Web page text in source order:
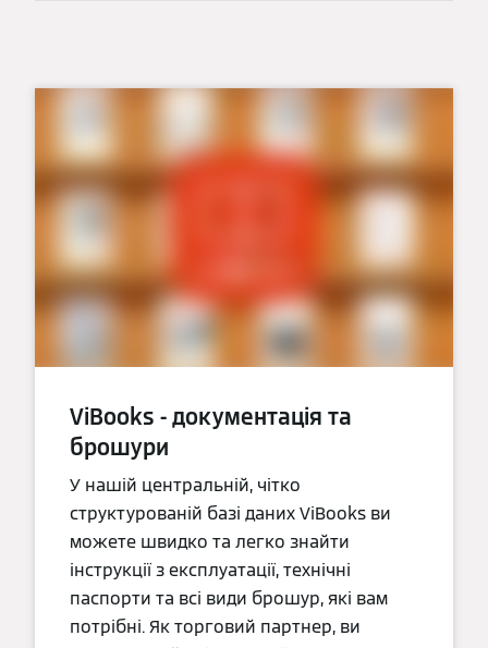
ViBooks - документація та
брошури
У нашій центральній, чітко
структурованій базі даних ViBooks ви
можете швидко та легко знайти
інструкції з експлуатації, технічні
паспорти та всі види брошур, які вам
потрібні. Як торговий партнер, ви